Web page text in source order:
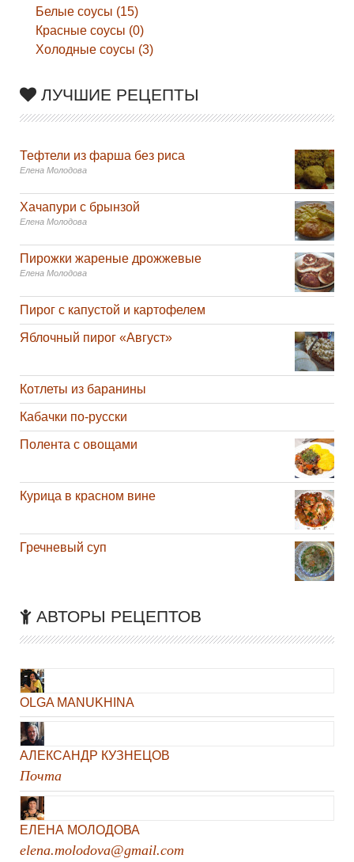
Белые соусы (15)
Красные соусы (0)
Холодные соусы (3)
ЛУЧШИЕ РЕЦЕПТЫ
Тефтели из фарша без риса
Елена Молодова
Хачапури с брынзой
Елена Молодова
Пирожки жареные дрожжевые
Елена Молодова
Пирог с капустой и картофелем
Яблочный пирог «Август»
Котлеты из баранины
Кабачки по-русски
Полента с овощами
Курица в красном вине
Гречневый суп
АВТОРЫ РЕЦЕПТОВ
OLGA MANUKHINA
АЛЕКСАНДР КУЗНЕЦОВ
Почта
ЕЛЕНА МОЛОДОВА
elena.molodova@gmail.com